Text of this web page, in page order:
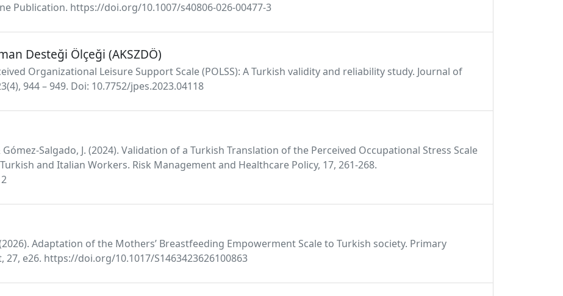
Publication. https://doi.org/10.1007/s40806-026-00477-3
Desteği Ölçeği (AKSZDÖ)
Organizational Leisure Support Scale (POLSS): A Turkish validity and reliability study. Journal of
944 – 949. Doi: 10.7752/jpes.2023.04118
Gómez-Salgado, J. (2024). Validation of a Turkish Translation of the Perceived Occupational Stress Scale
and Italian Workers. Risk Management and Healthcare Policy, 17, 261-268.
(2026). Adaptation of the Mothers’ Breastfeeding Empowerment Scale to Turkish society. Primary
27, e26. https://doi.org/10.1017/S1463423626100863